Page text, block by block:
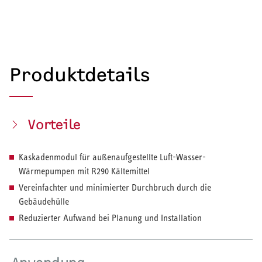
HEIZEN UND KÜHLEN
Produktdetails
Vorteile
Kaskadenmodul für außenaufgestellte Luft-Wasser-
Wärmepumpen mit R290 Kältemittel
Vereinfachter und minimierter Durchbruch durch die
Gebäudehülle
Reduzierter Aufwand bei Planung und Installation